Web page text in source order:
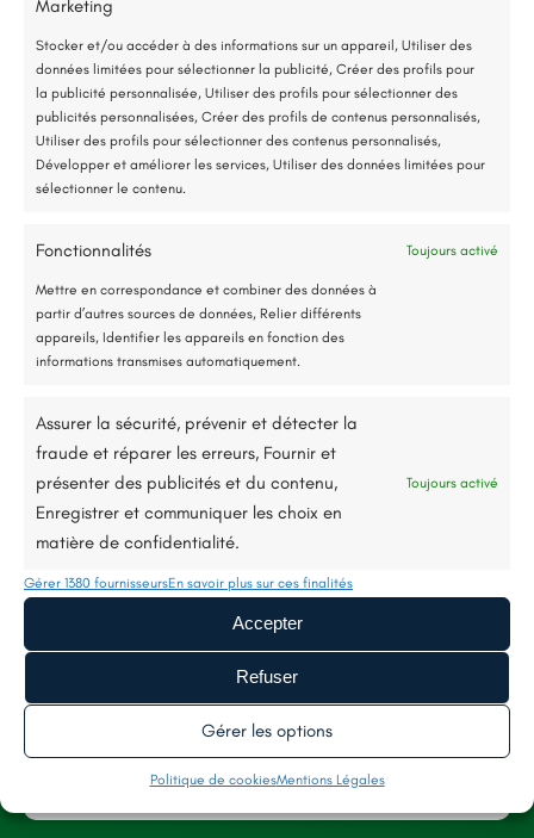
Marketing
Stocker et/ou accéder à des informations sur un appareil, Utiliser des
données limitées pour sélectionner la publicité, Créer des profils pour
la publicité personnalisée, Utiliser des profils pour sélectionner des
publicités personnalisées, Créer des profils de contenus personnalisés,
Utiliser des profils pour sélectionner des contenus personnalisés,
Développer et améliorer les services, Utiliser des données limitées pour
sélectionner le contenu.
Fonctionnalités Toujours activé
Mettre en correspondance et combiner des données à
partir d’autres sources de données, Relier différents
appareils, Identifier les appareils en fonction des
informations transmises automatiquement.
Assurer la sécurité, prévenir et détecter la
fraude et réparer les erreurs, Fournir et
présenter des publicités et du contenu,
Enregistrer et communiquer les choix en
matière de confidentialité.
Toujours activé
Gérer 1380 fournisseursEn savoir plus sur ces finalités
Accepter
Refuser
Gérer les options
Politique de cookiesMentions Légales
Contactez-Nous
Devis gratuit
Adresse e-mail
*Aides de l’État disponibles selon votre revenu fiscal
Accompagnement administratif et financier complet
Jusqu’à 80% de prise en charge*